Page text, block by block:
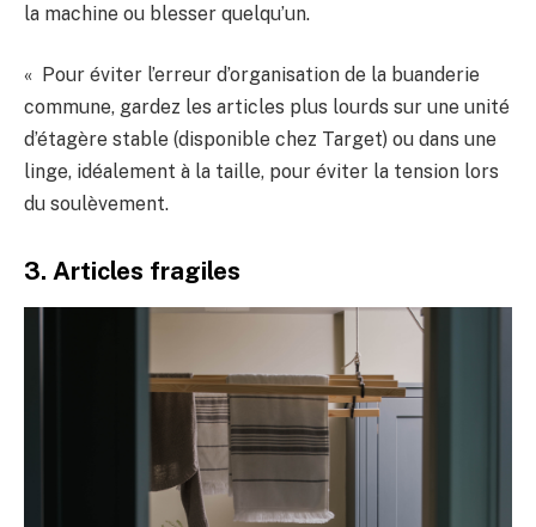
la machine ou blesser quelqu’un.
« Pour éviter l’erreur d’organisation de la buanderie
commune, gardez les articles plus lourds sur une unité
d’étagère stable (disponible chez Target) ou dans une
linge, idéalement à la taille, pour éviter la tension lors
du soulèvement.
3. Articles fragiles